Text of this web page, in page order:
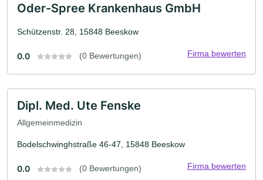
Oder-Spree Krankenhaus GmbH
Schützenstr. 28, 15848 Beeskow
0.0 (0 Bewertungen) Firma bewerten
Dipl. Med. Ute Fenske
Allgemeinmedizin
Bodelschwinghstraße 46-47, 15848 Beeskow
0.0 (0 Bewertungen) Firma bewerten